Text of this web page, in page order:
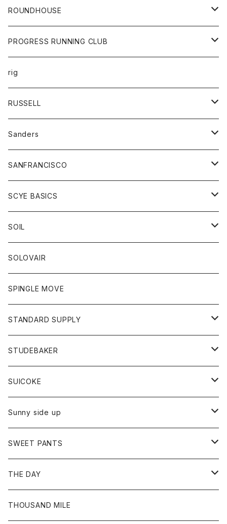
カーディガン
ニット
ベスト
ショートパンツ
パンツ
レディース
カットソー
コート
ボトム
ワンピース
ボトム
ROUNDHOUSE
エプロン
キッズ
オーバーオール
ボトム
ペインターパンツ
PROGRESS RUNNING CLUB
トップス
Tシャツ
グッズ
帽子
rig
RUSSELL
アウター
コート
パーカー
スカート
Tシャツ
トップス
Tシャツ
トレーナー
ボトム
ショートパンツ
スカート
レディース
スカート
Tシャツ
アクセサリー
バック
Sanders
グッズ
靴
SANFRANCISCO
アウター
カーディガン
コート
グッズ
ネクタイ
グローブ
アクセサリー
トップス
カットソー
カーディガン
ボトム
ショートパンツ
パンツ
レディース
カットソー
カーディガン
SCYE BASICS
ボトム
ジーンズ
チノパン
トップス
ポロシャツ
ベスト
靴
SOIL
靴
ワンピース
トップス
カットソー
ボトム
パンツ
オーバーオール
SOLOVAIR
SPINGLE MOVE
STANDARD SUPPLY
財布
バッグ
STUDEBAKER
アクセサリー
ブレスレット
リング
SUICOKE
ブーツ
サンダル
Sunny side up
アウター
Ｇジャン
ボトム
ジーンズ
SWEET PANTS
ボトム
ショートパンツ
THE DAY
トップス
THOUSAND MILE